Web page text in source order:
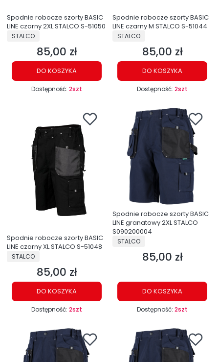
Spodnie robocze szorty BASIC
LINE czarny 2XL STALCO S-51050
PRODUCENT
STALCO
Cena
85,00 zł
DO KOSZYKA
Dostępność: 2szt
Spodnie robocze szorty BASIC
LINE czarny M STALCO S-51044
PRODUCENT
STALCO
Cena
85,00 zł
DO KOSZYKA
Dostępność: 2szt
Spodnie robocze szorty BASIC
LINE czarny XL STALCO S-51048
PRODUCENT
STALCO
Cena
85,00 zł
DO KOSZYKA
Dostępność: 2szt
Spodnie robocze szorty BASIC
LINE granatowy 2XL STALCO
S090200004
PRODUCENT
STALCO
Cena
85,00 zł
DO KOSZYKA
Dostępność: 2szt